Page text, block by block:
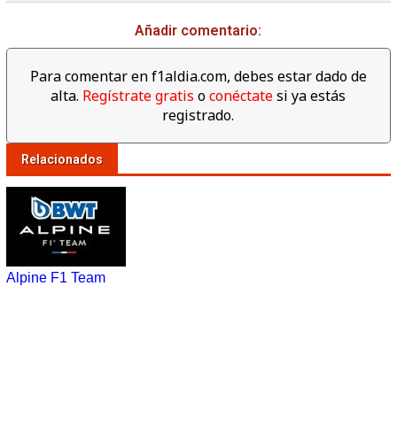
Añadir comentario:
Para comentar en f1aldia.com, debes estar dado de
alta. Regístrate gratis oconéctatesi ya estás
registrado.
Relacionados
Alpine F1 Team